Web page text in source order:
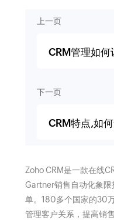
上一页
CRM管理如何
下一页
CRM特点,如
Zoho CRM是一款在线
Gartner销售自动化象限
单。180多个国家的30
管理客户关系，提高销